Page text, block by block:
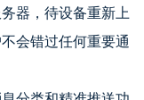
器，待设备重新上
会错过任何重要通